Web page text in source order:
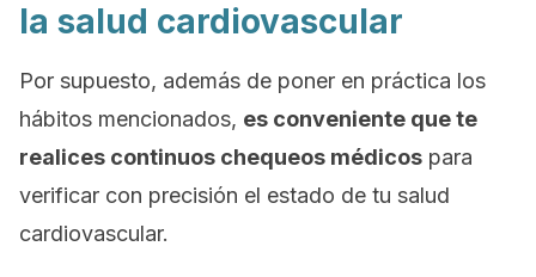
la salud cardiovascular
Por supuesto, además de poner en práctica los
hábitos mencionados, es conveniente que te
realices continuos chequeos médicos para
verificar con precisión el estado de tu salud
cardiovascular.